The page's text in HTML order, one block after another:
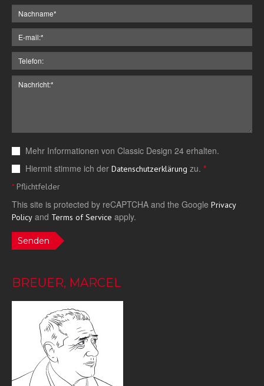
Mehr Informationen von Classic Design 24 erhalten.
Hiermit stimme ich der Datenschutzerklärung zu. *
*Pflichtfelder
This site is protected by reCAPTCHA and the Google Privacy
Policy and Terms of Service apply.
Senden
BREUER, MARCEL